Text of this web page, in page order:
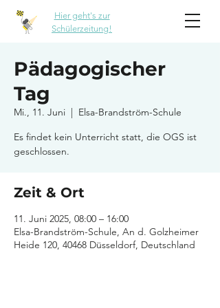
Hier geht's zur
Schülerzeitung!
Pädagogischer
Tag
Mi., 11. Juni
  |
Elsa-Brandström-Schule
Es findet kein Unterricht statt, die OGS ist
geschlossen.
Zeit & Ort
11. Juni 2025, 08:00 – 16:00
Elsa-Brandström-Schule, An d. Golzheimer
Heide 120, 40468 Düsseldorf, Deutschland